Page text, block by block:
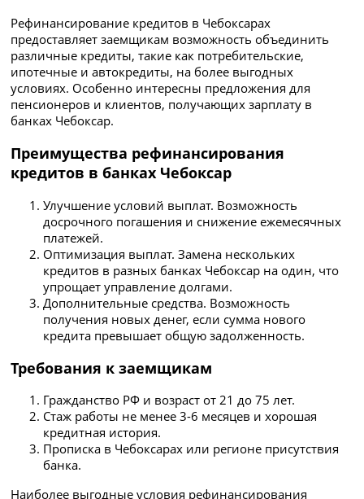
Рефинансирование кредитов в Чебоксарах
предоставляет заемщикам возможность объединить
различные кредиты, такие как потребительские,
ипотечные и автокредиты, на более выгодных
условиях. Особенно интересны предложения для
пенсионеров и клиентов, получающих зарплату в
банках Чебоксар.
Преимущества рефинансирования
кредитов в банках Чебоксар
Улучшение условий выплат. Возможность
досрочного погашения и снижение ежемесячных
платежей.
Оптимизация выплат. Замена нескольких
кредитов в разных банках Чебоксар на один, что
упрощает управление долгами.
Дополнительные средства. Возможность
получения новых денег, если сумма нового
кредита превышает общую задолженность.
Требования к заемщикам
Гражданство РФ и возраст от 21 до 75 лет.
Стаж работы не менее 3-6 месяцев и хорошая
кредитная история.
Прописка в Чебоксарах или регионе присутствия
банка.
Наиболее выгодные условия рефинансирования